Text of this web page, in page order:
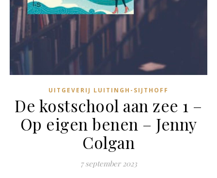
UITGEVERIJ LUITINGH-SIJTHOFF
De kostschool aan zee 1 –
Op eigen benen – Jenny
Colgan
7 september 2023